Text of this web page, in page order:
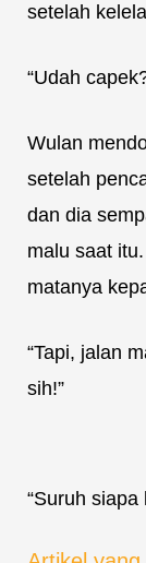
setelah
“Udah
Wulan
setelah
dan dia
malu saat
matanya
“Tapi, jalan
sih!”
“Suruh siapa